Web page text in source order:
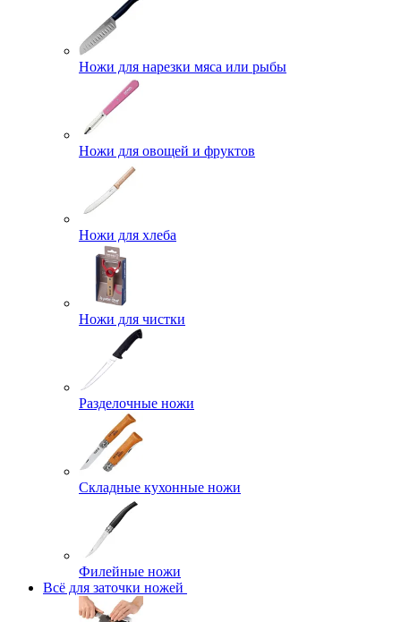
Ножи для нарезки мяса или рыбы
Ножи для овощей и фруктов
Ножи для хлеба
Ножи для чистки
Разделочные ножи
Складные кухонные ножи
Филейные ножи
Всё для заточки ножей